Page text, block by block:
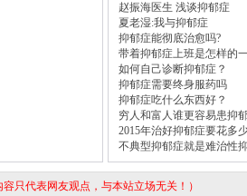
赵振海医生 浅谈抑郁症
夏老湿:我与抑郁症
抑郁症能彻底治愈吗?
带着抑郁症上班是怎样的
如何自己诊断抑郁症？
抑郁症需要终身服药吗
抑郁症吃什么东西好？
穷人和富人谁更容易患抑
2015年治好抑郁症要花多
不典型抑郁症就是难治性抑
容只代表网友观点，与本站立场无关！）